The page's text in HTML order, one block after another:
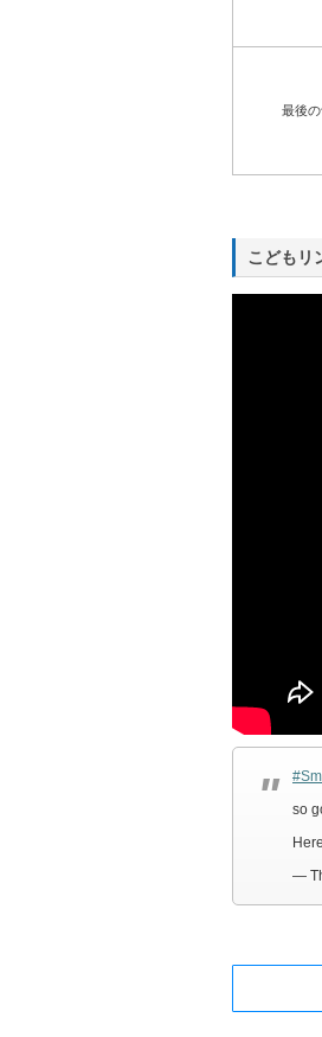
最後
こどもリ
so
—